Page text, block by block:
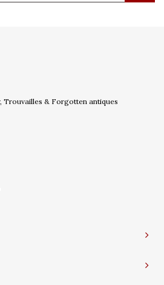
Trouvailles & Forgotten antiques